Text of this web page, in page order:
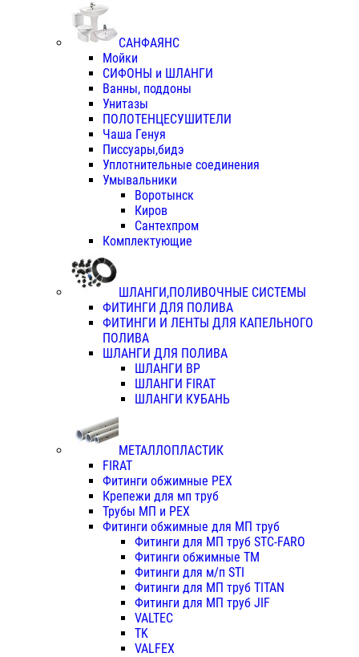
САНФАЯНС
Мойки
СИФОНЫ и ШЛАНГИ
Ванны, поддоны
Унитазы
ПОЛОТЕНЦЕСУШИТЕЛИ
Чаша Генуя
Писсуары,бидэ
Уплотнительные соединения
Умывальники
Воротынск
Киров
Сантехпром
Комплектующие
ШЛАНГИ,ПОЛИВОЧНЫЕ СИСТЕМЫ
ФИТИНГИ ДЛЯ ПОЛИВА
ФИТИНГИ И ЛЕНТЫ ДЛЯ КАПЕЛЬНОГО
ПОЛИВА
ШЛАНГИ ДЛЯ ПОЛИВА
ШЛАНГИ ВР
ШЛАНГИ FIRAT
ШЛАНГИ КУБАНЬ
МЕТАЛЛОПЛАСТИК
FIRAT
Фитинги обжимные PEX
Крепежи для мп труб
Трубы МП и PEX
Фитинги обжимные для МП труб
Фитинги для МП труб STC-FARO
Фитинги обжимные ТМ
Фитинги для м/п STI
Фитинги для МП труб TITAN
Фитинги для МП труб JIF
VALTEC
TK
VALFEX